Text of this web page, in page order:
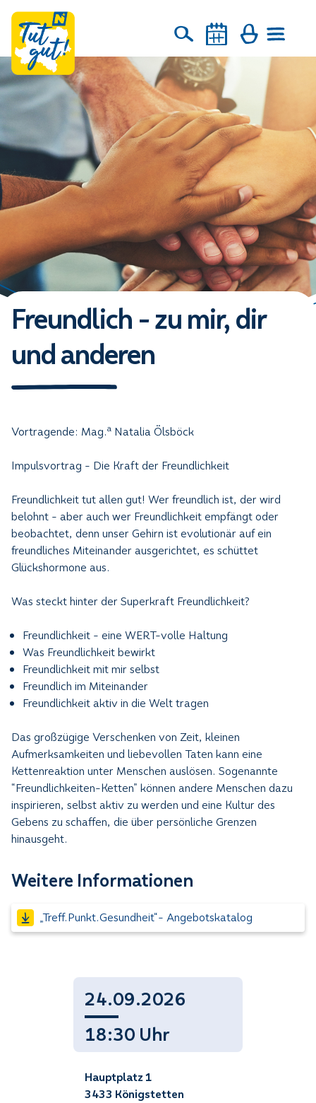
Freundlich - zu mir, dir
und anderen
Vortragende: Mag.a Natalia Ölsböck
Impulsvortrag - Die Kraft der Freundlichkeit
Freundlichkeit tut allen gut! Wer freundlich ist, der wird
belohnt - aber auch wer Freundlichkeit empfängt oder
beobachtet, denn unser Gehirn ist evolutionär auf ein
freundliches Miteinander ausgerichtet, es schüttet
Glückshormone aus.
Was steckt hinter der Superkraft Freundlichkeit?
Freundlichkeit - eine WERT-volle Haltung
Was Freundlichkeit bewirkt
Freundlichkeit mit mir selbst
Freundlich im Miteinander
Freundlichkeit aktiv in die Welt tragen
Das großzügige Verschenken von Zeit, kleinen
Aufmerksamkeiten und liebevollen Taten kann eine
Kettenreaktion unter Menschen auslösen. Sogenannte
“Freundlichkeiten-Ketten” können andere Menschen dazu
inspirieren, selbst aktiv zu werden und eine Kultur des
Gebens zu schaffen, die über persönliche Grenzen
hinausgeht.
Weitere Informationen
„Treff.Punkt.Gesundheit“- Angebotskatalog
24.09.2026
18:30 Uhr
Hauptplatz 1
3433 Königstetten